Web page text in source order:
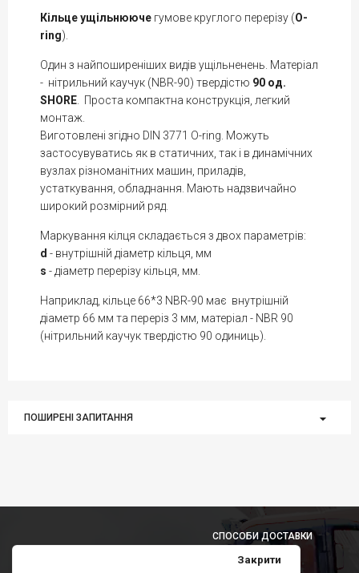
Закрити
Кільцеущільнююче гумове круглого перерізу (O-
ring).
Один з найпоширеніших видів ущільненень. Матеріал
- нітрильний каучук (NBR-90) твердістю 90 од.
SHORE . Проста компактна конструкція, легкий
монтаж.
Виготовлені згідно DIN 3771 O-ring. Можуть
застосувуватись як в статичних, так і в динамічних
вузлах різноманітних машин, приладів,
устаткування, обладнання. Мають надзвичайно
широкий розмірний ряд.
Маркування кілця складається з двох параметрів:
d - внутрішній діаметр кільця, мм
s - діаметр перерізу кільця, мм.
Наприклад, кільце 66*3 NBR-90 має внутрішній
діаметр 66 мм та переріз 3 мм, матеріал - NBR 90
(нітрильний каучук твердістю 90 одиниць).
ПОШИРЕНІ ЗАПИТАННЯ
СПОСОБИ ДОСТАВКИ